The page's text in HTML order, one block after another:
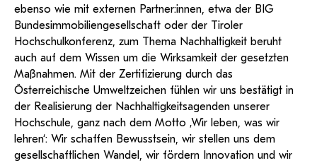
ebenso wie mit externen Partner:innen, etwa der BIG
Bundesimmobiliengesellschaft oder der Tiroler
Hochschulkonferenz, zum Thema Nachhaltigkeit beruht
auch auf dem Wissen um die Wirksamkeit der gesetzten
Maßnahmen. Mit der Zertifizierung durch das
Österreichische Umweltzeichen fühlen wir uns bestätigt in
der Realisierung der Nachhaltigkeitsagenden unserer
Hochschule, ganz nach dem Motto ‚Wir leben, was wir
lehren‘: Wir schaffen Bewusstsein, wir stellen uns dem
gesellschaftlichen Wandel, wir fördern Innovation und wir